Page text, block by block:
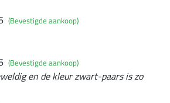
(Bevestigde aankoop)
(Bevestigde aankoop)
en de kleur zwart-paars is zo